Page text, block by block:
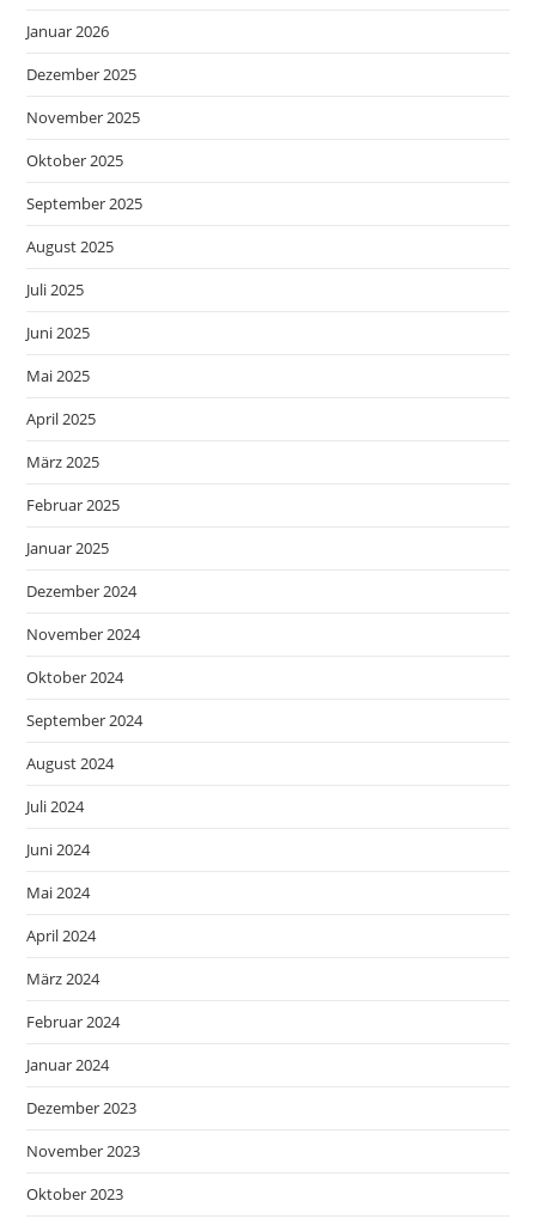
Januar 2026
Dezember 2025
November 2025
Oktober 2025
September 2025
August 2025
Juli 2025
Juni 2025
Mai 2025
April 2025
März 2025
Februar 2025
Januar 2025
Dezember 2024
November 2024
Oktober 2024
September 2024
August 2024
Juli 2024
Juni 2024
Mai 2024
April 2024
März 2024
Februar 2024
Januar 2024
Dezember 2023
November 2023
Oktober 2023